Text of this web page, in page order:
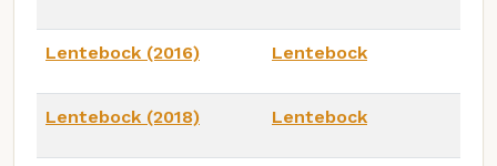
Lentebock (2016) Lentebock
Lentebock (2018) Lentebock